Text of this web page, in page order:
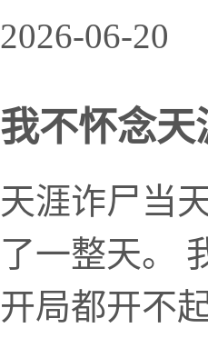
2026-06-20
我不怀念天
天涯诈尸当
了一整天。
开局都开不